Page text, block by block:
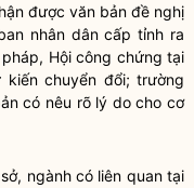
được văn bản đề nghị
nhân dân cấp tỉnh ra
pháp, Hộicông chứng tại
kiến chuyển đổi; trường
có nêu rõ lý do cho cơ
ngành có liên quan tại